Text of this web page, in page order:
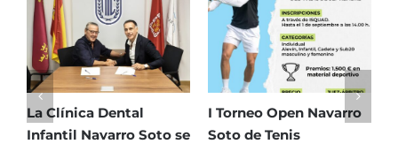
La Clínica Dental
Infantil Navarro Soto se
I Torneo Open Navarro
Soto de Tenis